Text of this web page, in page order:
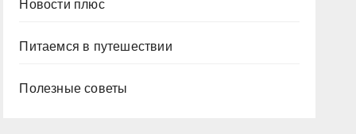
Новости плюс
Питаемся в путешествии
Полезные советы